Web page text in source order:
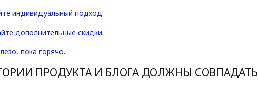
индивидуальный подход.
дополнительные скидки.
пока горячо.
ПРОДУКТА И БЛОГА ДОЛЖНЫ СОВПАДАТЬ